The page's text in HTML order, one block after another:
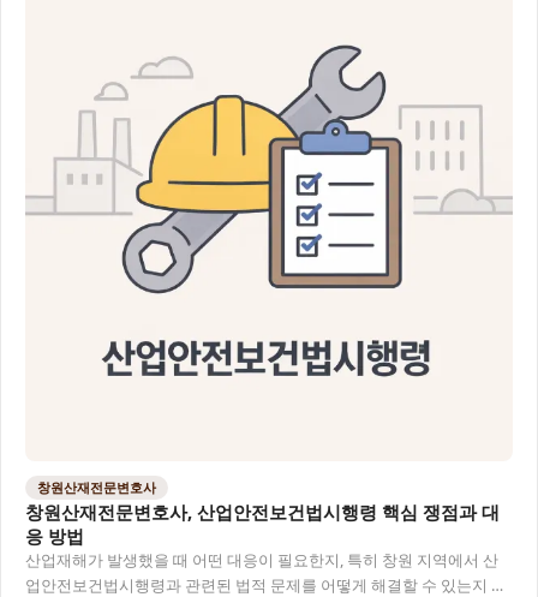
창원산재전문변호사
창원산재전문변호사, 산업안전보건법시행령 핵심 쟁점과 대
응 방법
산업재해가 발생했을 때 어떤 대응이 필요한지, 특히 창원 지역에서 산
업안전보건법시행령과 관련된 법적 문제를 어떻게 해결할 수 있는지 알